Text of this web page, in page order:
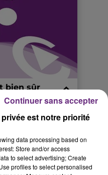
est notre priorité
data processing based on
Store and/or access
to select advertising; Create
profiles to select personalised
Continuer sans accepter